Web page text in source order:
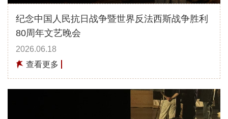
纪念中国人民抗日战争暨世界反法西斯战争胜利
80周年文艺晚会
2026.06.18
查看更多